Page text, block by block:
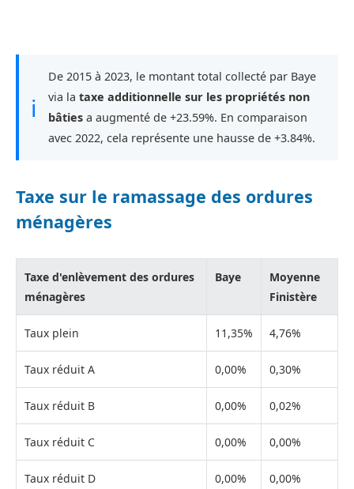
ℹ
De 2015 à 2023, le montant total collecté par Baye
via la taxe additionnelle sur les propriétés non
bâties a augmenté de +23.59%. En comparaison
avec 2022, cela représente une hausse de +3.84%.
Taxe sur le ramassage des ordures
ménagères
Taxe d'enlèvement des ordures
ménagères
Baye
Moyenne
Finistère
Taux plein 11,35% 4,76%
Taux réduit A 0,00% 0,30%
Taux réduit B 0,00% 0,02%
Taux réduit C 0,00% 0,00%
Taux réduit D 0,00% 0,00%